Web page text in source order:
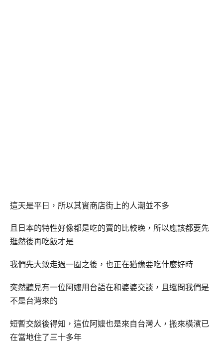
這天是平日，所以其實商店街上的人潮並不多
且日本的特性好像都是吃的賣的比較晚，所以應該都要先
逛然後再吃飯才是
我們先大致走過一圈之後，也正在猶豫要吃什麼好時
突然聽見有一位阿嬤用台語在和婆婆交談，且還問我們是
不是台灣來的
短暫交談後得知，這位阿嬤也是來自台灣人，搬來橫濱已
在當地住了三十多年